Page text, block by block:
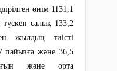
өнім 1131,1
салық 133,2
жылдың тиісті
пайызға және 36,5
және орта